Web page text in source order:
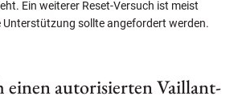
Ein weiterer Reset-Versuch ist meist
sollte angefordert werden.
einen autorisierten Vaillant-